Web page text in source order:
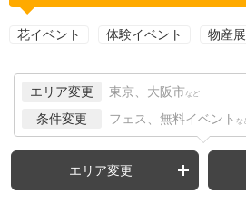
花イベント 体験イベント 物産
エリア変更 東京、大阪市 など
条件変更 フェス、無料イベント な
エリア変更